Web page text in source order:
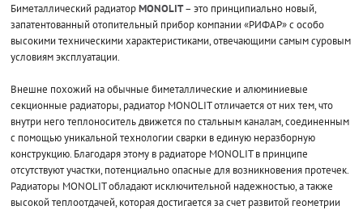
Биметаллический радиаторMONOLIT– это принципиально новый,
запатентованный отопительный прибор компании «РИФАР» с особо
высокими техническими характеристиками, отвечающими самым суровым
условиям эксплуатации.
Внешне похожий на обычные биметаллические и алюминиевые
секционные радиаторы, радиатор MONOLIT отличается от них тем, что
внутри него теплоноситель движется по стальным каналам, соединенным
с помощью уникальной технологии сварки в единую неразборную
конструкцию. Благодаря этому в радиаторе MONOLIT в принципе
отсутствуют участки, потенциально опасные для возникновения протечек.
Радиаторы MONOLIT обладают исключительной надежностью, а также
высокой теплоотдачей, которая достигается за счет развитой геометрии